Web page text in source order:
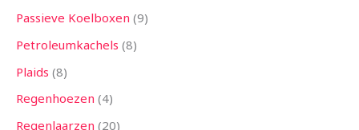
Passieve Koelboxen 9
Petroleumkachels 8
Plaids 8
Regenhoezen 4
Regenlaarzen 20